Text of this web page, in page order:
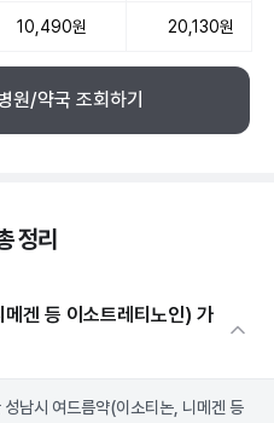
10,490원 20,130원
원/약국 조회하기
정리
겐 등 이소트레티노인) 가
성남시 여드름약(이소티논, 니메겐 등